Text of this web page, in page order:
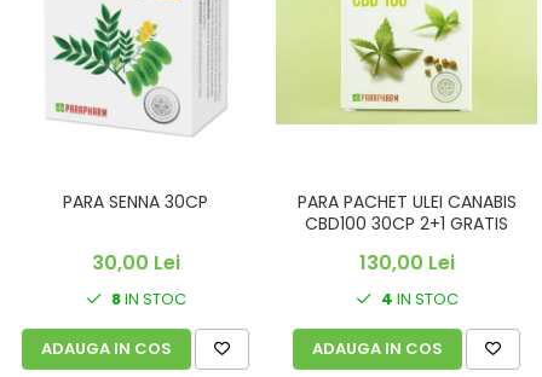
PARA SENNA 30CP
30,00 Lei
8IN STOC
ADAUGA IN COS
PARA PACHET ULEI CANABIS
CBD100 30CP 2+1 GRATIS
130,00 Lei
4 IN STOC
ADAUGA IN COS